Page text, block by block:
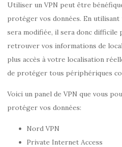
Utiliser un VPN peut être
protéger vos données. En utilisant
sera modifiée, il sera donc difficile
retrouver vos informations de
plus accès à votre localisation
de protéger tous périphériques
Voici un panel de VPN que vous
protéger vos données:
Nord VPN
Private Internet Access